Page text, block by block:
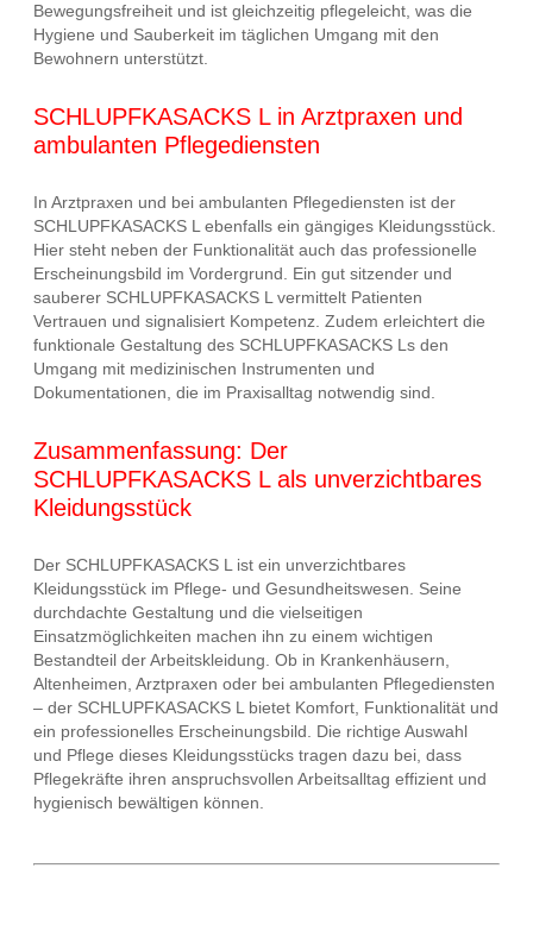
Bewegungsfreiheit und ist gleichzeitig pflegeleicht, was die
Hygiene und Sauberkeit im täglichen Umgang mit den
Bewohnern unterstützt.
SCHLUPFKASACKS L in Arztpraxen und
ambulanten Pflegediensten
In Arztpraxen und bei ambulanten Pflegediensten ist der
SCHLUPFKASACKS L ebenfalls ein gängiges Kleidungsstück.
Hier steht neben der Funktionalität auch das professionelle
Erscheinungsbild im Vordergrund. Ein gut sitzender und
sauberer SCHLUPFKASACKS L vermittelt Patienten
Vertrauen und signalisiert Kompetenz. Zudem erleichtert die
funktionale Gestaltung des SCHLUPFKASACKS Ls den
Umgang mit medizinischen Instrumenten und
Dokumentationen, die im Praxisalltag notwendig sind.
Zusammenfassung: Der
SCHLUPFKASACKS L als unverzichtbares
Kleidungsstück
Der SCHLUPFKASACKS L ist ein unverzichtbares
Kleidungsstück im Pflege- und Gesundheitswesen. Seine
durchdachte Gestaltung und die vielseitigen
Einsatzmöglichkeiten machen ihn zu einem wichtigen
Bestandteil der Arbeitskleidung. Ob in Krankenhäusern,
Altenheimen, Arztpraxen oder bei ambulanten Pflegediensten
– der SCHLUPFKASACKS L bietet Komfort, Funktionalität und
ein professionelles Erscheinungsbild. Die richtige Auswahl
und Pflege dieses Kleidungsstücks tragen dazu bei, dass
Pflegekräfte ihren anspruchsvollen Arbeitsalltag effizient und
hygienisch bewältigen können.